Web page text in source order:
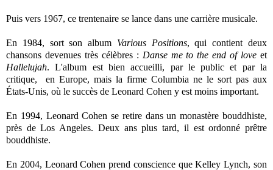
Puis vers 1967, ce trentenaire se lance dans une carrière musicale.
En 1984, sort son album Various Positions, qui contient deux
chansons devenues très célèbres : Danse me to the end of love et
Hallelujah. L'album est bien accueilli, par le public et par la
critique, en Europe, mais la firme Columbia ne le sort pas aux
États-Unis, où le succès de Leonard Cohen y est moins important.
En 1994, Leonard Cohen se retire dans un monastère bouddhiste,
près de Los Angeles. Deux ans plus tard, il est ordonné prêtre
bouddhiste.
En 2004, Leonard Cohen prend conscience que Kelley Lynch, son